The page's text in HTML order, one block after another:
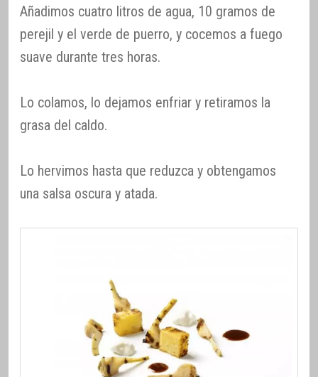
Añadimos cuatro litros de agua, 10 gramos de
perejil y el verde de puerro, y cocemos a fuego
suave durante tres horas.
Lo colamos, lo dejamos enfriar y retiramos la
grasa del caldo.
Lo hervimos hasta que reduzca y obtengamos
una salsa oscura y atada.